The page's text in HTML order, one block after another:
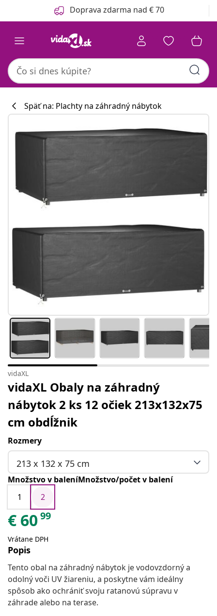
Predchádzajúce Doprava zdarma nad € 70
Späť na: Plachty na záhradný nábytok
vidaXL
vidaXL Obaly na záhradný
nábytok 2 ks 12 očiek 213x132x75
cm obdĺžnik
Rozmery
213 x 132 x 75 cm
Množstvo v baleníMnožstvo/počet v balení
1
2
€ 6099
Vrátane DPH
Popis
Tento obal na záhradný nábytok je vodovzdorný a
odolný voči UV žiareniu, a poskytne vám ideálny
spôsob ako ochrániť svoju ratanovú súpravu v
záhrade alebo na terase.